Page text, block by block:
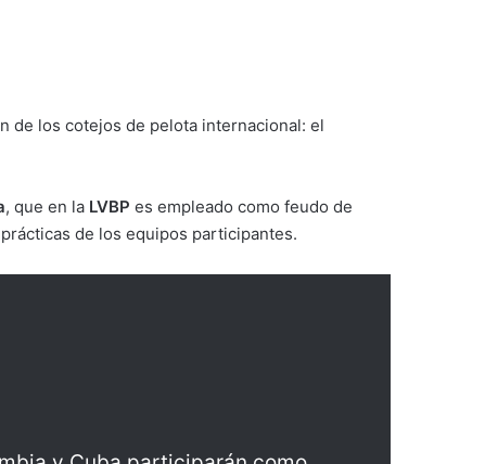
de los cotejos de pelota internacional: el
, que en la LVBP es empleado como feudo de
de los equipos participantes.